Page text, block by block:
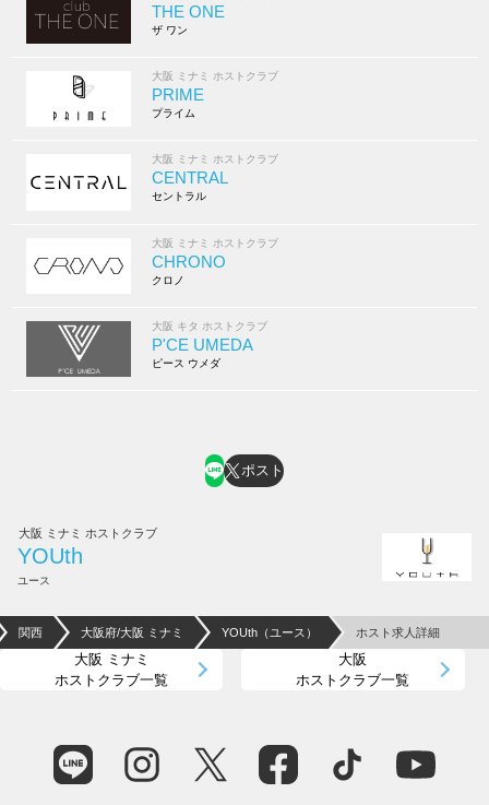
THE ONE
ザ ワン
大阪 ミナミ ホストクラブ
PRIME
プライム
大阪 ミナミ ホストクラブ
CENTRAL
セントラル
大阪 ミナミ ホストクラブ
CHRONO
クロノ
大阪 キタ ホストクラブ
P'CE UMEDA
ピース ウメダ
ポスト
大阪 ミナミ ホストクラブ
YOUth
ユース
関西 大阪府/大阪 ミナミ YOUth（ユース） ホスト求人詳細
大阪 ミナミ
ホストクラブ一覧
大阪
ホストクラブ一覧